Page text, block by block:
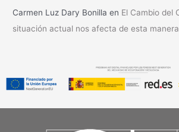
Carmen Luz Dary Bonilla en El Cambio del
situación actual nos afecta de esta